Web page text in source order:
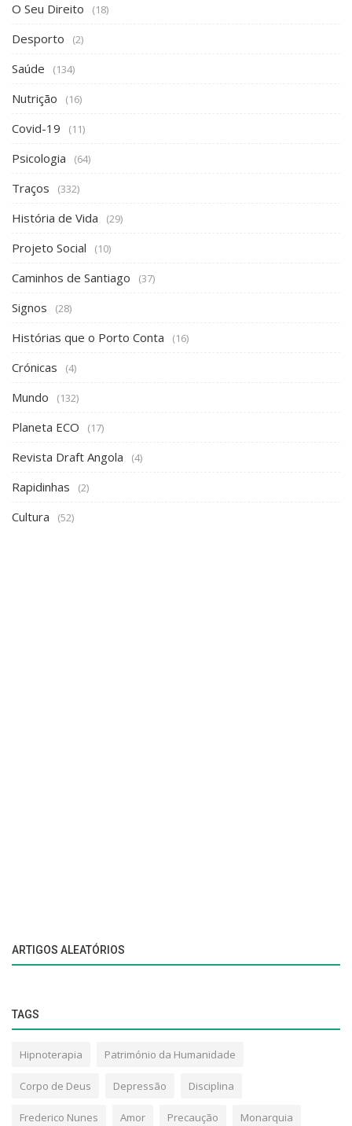
O Seu Direito (18)
Desporto (2)
Saúde (134)
Nutrição (16)
Covid-19 (11)
Psicologia (64)
Traços (332)
História de Vida (29)
Projeto Social (10)
Caminhos de Santiago (37)
Signos (28)
Histórias que o Porto Conta (16)
Crónicas (4)
Mundo (132)
Planeta ECO (17)
Revista Draft Angola (4)
Rapidinhas (2)
Cultura (52)
ARTIGOS ALEATÓRIOS
TAGS
Hipnoterapia Património da Humanidade
Corpo de Deus Depressão Disciplina
Frederico Nunes Amor Precaução Monarquia